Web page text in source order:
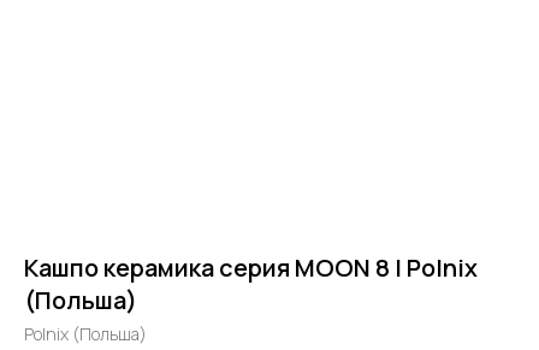
Кашпо керамика серия MOON 8 | Polnix
(Польша)
Polnix (Польша)